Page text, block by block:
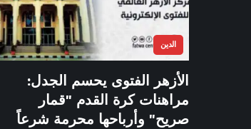
الدين
الأزهر الفتوى يحسم الجدل:
مراهنات كرة القدم "قمار
صريح" وأرباحها محرمة شرعاً